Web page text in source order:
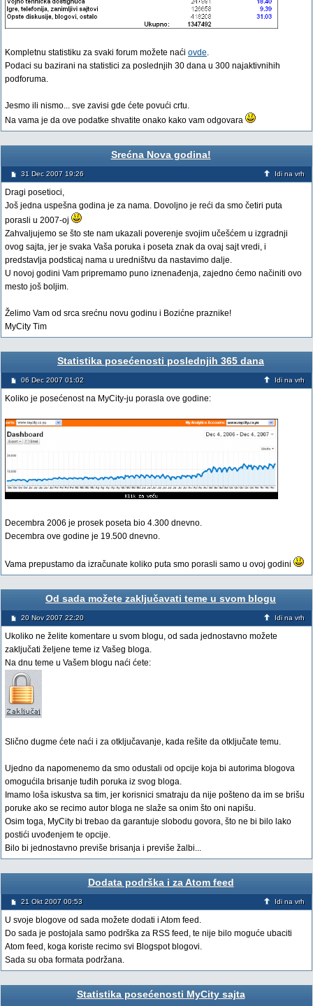
Kompletnu statistiku za svaki forum možete naći ovde.
Podaci su bazirani na statistici za poslednjih 30 dana u 300 najaktivnihih
podforuma.
Jesmo ili nismo... sve zavisi gde ćete povući crtu.
Na vama je da ove podatke shvatite onako kako vam odgovara
Srećna Nova godina!
31 Dec 2007 19:26 Idi na vrh
Dragi posetioci,
Još jedna uspešna godina je za nama. Dovoljno je reći da smo četiri puta
porasli u 2007-oj
Zahvaljujemo se što ste nam ukazali poverenje svojim učešćem u izgradnji
ovog sajta, jer je svaka Vaša poruka i poseta znak da ovaj sajt vredi, i
predstavlja podsticaj nama u uredništvu da nastavimo dalje.
U novoj godini Vam pripremamo puno iznenađenja, zajedno ćemo načiniti ovo
mesto još boljim.
Želimo Vam od srca srećnu novu godinu i Bozićne praznike!
MyCity Tim
Statistika posećenosti poslednjih 365 dana
06 Dec 2007 01:02 Idi na vrh
Koliko je posećenost na MyCity-ju porasla ove godine:
Decembra 2006 je prosek poseta bio 4.300 dnevno.
Decembra ove godine je 19.500 dnevno.
Vama prepustamo da izračunate koliko puta smo porasli samo u ovoj godini
Od sada možete zaključavati teme u svom blogu
20 Nov 2007 22:20 Idi na vrh
Ukoliko ne želite komentare u svom blogu, od sada jednostavno možete
zaključati željene teme iz Vašeg bloga.
Na dnu teme u Vašem blogu naći ćete:
Slično dugme ćete naći i za otključavanje, kada rešite da otključate temu.
Ujedno da napomenemo da smo odustali od opcije koja bi autorima blogova
omogućila brisanje tuđih poruka iz svog bloga.
Imamo loša iskustva sa tim, jer korisnici smatraju da nije pošteno da im se brišu
poruke ako se recimo autor bloga ne slaže sa onim što oni napišu.
Osim toga, MyCity bi trebao da garantuje slobodu govora, što ne bi bilo lako
postići uvođenjem te opcije.
Bilo bi jednostavno previše brisanja i previše žalbi...
Dodata podrška i za Atom feed
21 Okt 2007 00:53 Idi na vrh
U svoje blogove od sada možete dodati i Atom feed.
Do sada je postojala samo podrška za RSS feed, te nije bilo moguće ubaciti
Atom feed, koga koriste recimo svi Blogspot blogovi.
Sada su oba formata podržana.
Statistika posećenosti MyCity sajta